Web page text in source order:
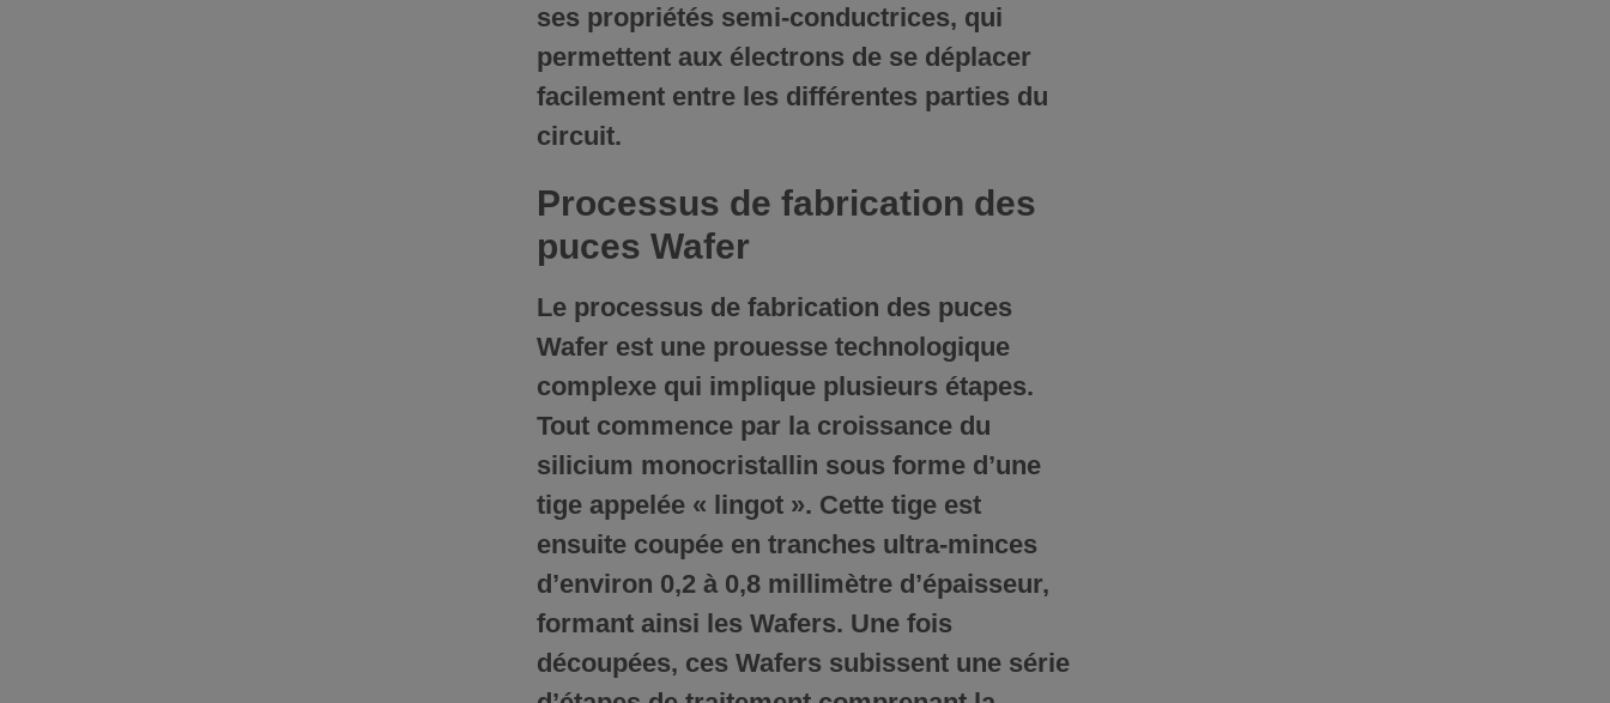
ses propriétés semi-conductrices, qui
permettent aux électrons de se déplacer
facilement entre les différentes parties du
circuit.
Processus de fabrication des
puces Wafer
Le processus de fabrication des puces
Wafer est une prouesse technologique
complexe qui implique plusieurs étapes.
Tout commence par la croissance du
silicium monocristallin sous forme d’une
tige appelée « lingot ». Cette tige est
ensuite coupée en tranches ultra-minces
d’environ 0,2 à 0,8 millimètre d’épaisseur,
formant ainsi les Wafers. Une fois
découpées, ces Wafers subissent une série